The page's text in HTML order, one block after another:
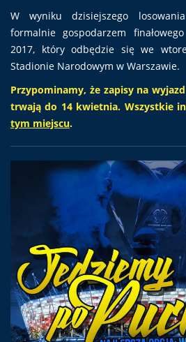
W wyniku dzisiejszego
formalnie gospodarzem
2017, który odbędzie się we
Stadionie Narodowym w Warszawie.
Przypominamy, że zapisy na
trwają do 14 kwietnia. Wszystkie
tym miejscu.